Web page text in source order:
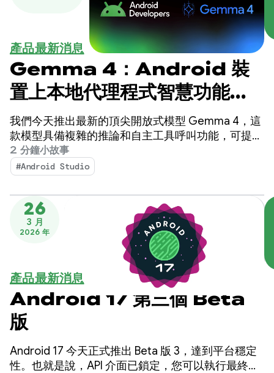
產品最新消息
Gemma 4：Android 裝
置上本地代理程式智慧功能的
新標準
我們今天推出最新的頂尖開放式模型 Gemma 4，這
款模型具備複雜的推論和自主工具呼叫功能，可提升
Android 開發體驗。
2 分鐘小故事
#Android Studio
26
3 月
2026 年
產品最新消息
Android 17 第三個 Beta
版
Android 17 今天正式推出 Beta 版 3，達到平台穩定
性。也就是說，API 介面已鎖定，您可以執行最終相